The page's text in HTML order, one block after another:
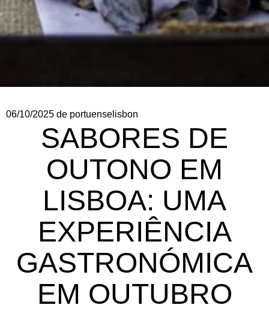
06/10/2025 de portuenselisbon
SABORES DE
OUTONO EM
LISBOA: UMA
EXPERIÊNCIA
GASTRONÓMICA
EM OUTUBRO